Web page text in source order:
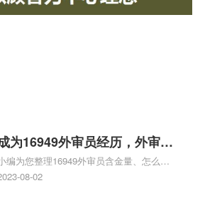
为16949外审员经历，外审员
编为您整理16949外审员含金量、怎么才
成为注册的TS16949:2009的外审员、我
08-02